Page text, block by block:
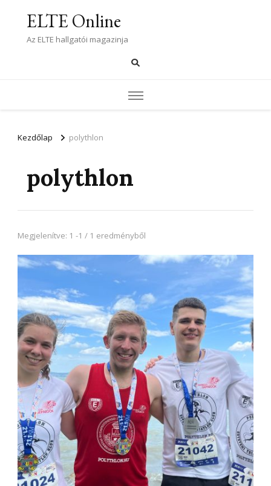
ELTE Online
Az ELTE hallgatói magazinja
Kezdőlap polythlon
polythlon
Megjelenítve: 1 -1 / 1 eredményből